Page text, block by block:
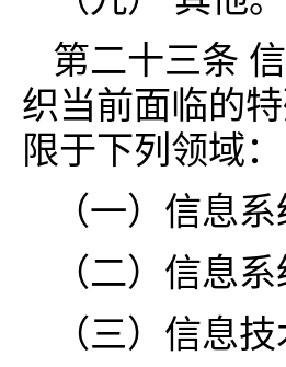
第二十三条
织当前面临的
限于下列领域：
（一）信息
（二）信息
（三）信息